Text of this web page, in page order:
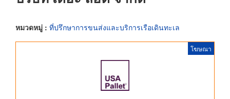
หมวดหมู่ : ที่ปรึกษาการขนส่งและบริการเรือเดินทะเล
โฆษณา